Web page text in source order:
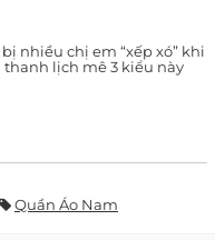
nhiều chị em “xếp xó” khi
thanh lịch mê 3 kiểu này
Quần Áo Nam